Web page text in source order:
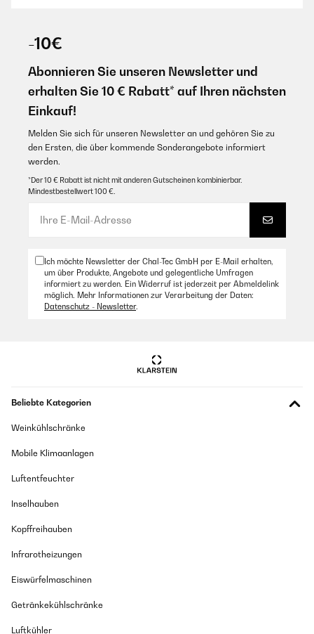
erwarten. Trotzdem so einige kleine Mängel die man ohne großartige
Mehrkosten hätte abstellen können. Betriebsstandanzeige zu groß und
und egal bei welcher Lautstärke man den Receiver ausschaltet, bei
runterregeln muss! Der DAB+ Empfang ist bei mir mittels beigefügter
Antenne okay, der Klang gut und die Anschlussmöglichkeiten ebenfalls.
Ein gutes Gerät für den Partykeller, Gartenlaube oder als Zweitgerät,
Amazon Benutzer – Bewertung durch Chal-Tec GmbH nicht
eigenständig überprüft
Benutze das Gerät in meiner Werkstatt. Es tut was es soll ich bin total
Amazon Benutzer – Bewertung durch Chal-Tec GmbH nicht
eigenständig überprüft
Amazon Benutzer – Bewertung durch Chal-Tec GmbH nicht
Schraubanschlüsse, alle Eingänge funktionieren. Ein Manko ist das
DAB, funktioniert bei mir nicht. Kein eigener Subwoofer Ausgang und
eigenständig überprüft
OK.
Amazon Benutzer – Bewertung durch Chal-Tec GmbH nicht
-10€
Abonnieren Sie unseren Newsletter und
erhalten Sie 10 € Rabatt* auf Ihren nächsten
Einkauf!
Melden Sie sich für unseren Newsletter an und gehören Sie zu
den Ersten, die über kommende Sonderangebote informiert
werden.
*Der 10 € Rabatt ist nicht mit anderen Gutscheinen kombinierbar.
Mindestbestellwert 100 €.
Ich möchte Newsletter der Chal-Tec GmbH per E-Mail erhalten,
um über Produkte, Angebote und gelegentliche Umfragen
informiert zu werden. Ein Widerruf ist jederzeit per Abmeldelink
möglich. Mehr Informationen zur Verarbeitung der Daten:
Datenschutz - Newsletter.
Beliebte Kategorien
Weinkühlschränke
Mobile Klimaanlagen
Luftentfeuchter
Inselhauben
Kopffreihauben
Infrarotheizungen
Eiswürfelmaschinen
Getränkekühlschränke
Luftkühler